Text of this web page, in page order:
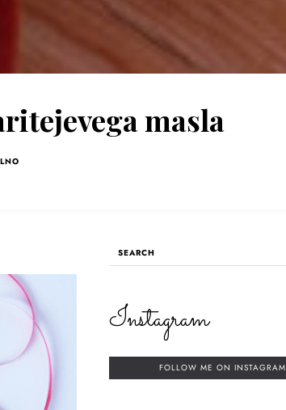
masla
Primary
Sidebar
SEARCH
Instagram
FOLLOW ME ON INSTAGRAM